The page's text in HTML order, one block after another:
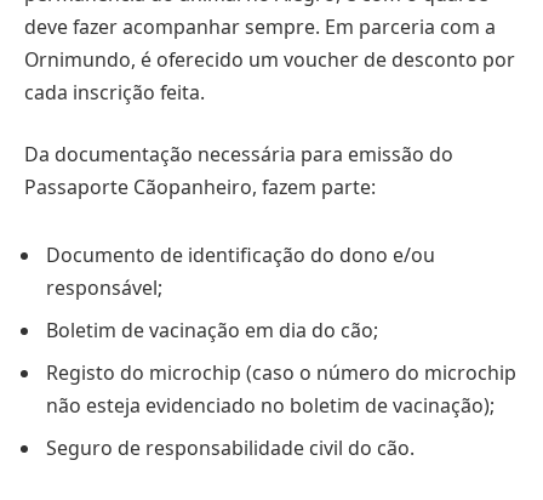
deve fazer acompanhar sempre. Em parceria com a
Ornimundo, é oferecido um voucher de desconto por
cada inscrição feita.
Da documentação necessária para emissão do
Passaporte Cãopanheiro, fazem parte:
Documento de identificação do dono e/ou
responsável;
Boletim de vacinação em dia do cão;
Registo do microchip (caso o número do microchip
não esteja evidenciado no boletim de vacinação);
Seguro de responsabilidade civil do cão.